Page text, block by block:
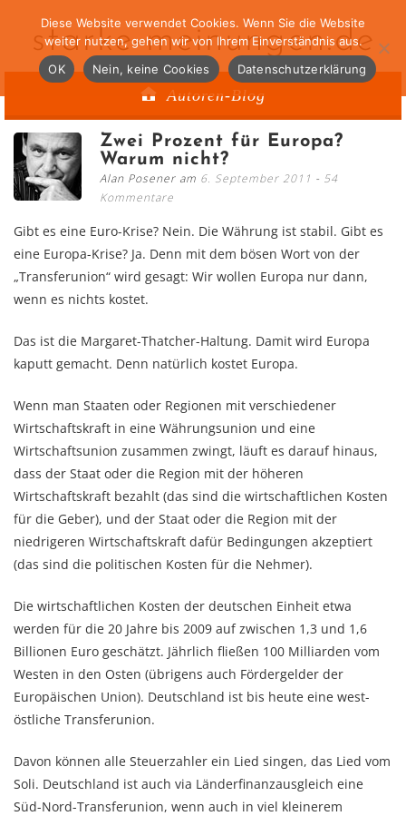
starke-meinungen.de
Autoren-Blog
Zwei Prozent für Europa?
Warum nicht?
Alan Posener am 6. September 2011
54
Kommentare
Gibt es eine Euro-Krise? Nein. Die Währung ist stabil. Gibt es
eine Europa-Krise? Ja. Denn mit dem bösen Wort von der
„Transferunion“ wird gesagt: Wir wollen Europa nur dann,
wenn es nichts kostet.
Das ist die Margaret-Thatcher-Haltung. Damit wird Europa
kaputt gemacht. Denn natürlich kostet Europa.
Wenn man Staaten oder Regionen mit verschiedener
Wirtschaftskraft in eine Währungsunion und eine
Wirtschaftsunion zusammen zwingt, läuft es darauf hinaus,
dass der Staat oder die Region mit der höheren
Wirtschaftskraft bezahlt (das sind die wirtschaftlichen Kosten
für die Geber), und der Staat oder die Region mit der
niedrigeren Wirtschaftskraft dafür Bedingungen akzeptiert
(das sind die politischen Kosten für die Nehmer).
Die wirtschaftlichen Kosten der deutschen Einheit etwa
werden für die 20 Jahre bis 2009 auf zwischen 1,3 und 1,6
Billionen Euro geschätzt. Jährlich fließen 100 Milliarden vom
Westen in den Osten (übrigens auch Fördergelder der
Europäischen Union). Deutschland ist bis heute eine west-
östliche Transferunion.
Davon können alle Steuerzahler ein Lied singen, das Lied vom
Soli. Deutschland ist auch via Länderfinanzausgleich eine
Süd-Nord-Transferunion, wenn auch in viel kleinerem
Diese Website verwendet Cookies. Wenn Sie die Website
weiter nutzen, gehen wir von Ihrem Einverständnis aus.
OK
Nein, keine Cookies Datenschutzerklärung